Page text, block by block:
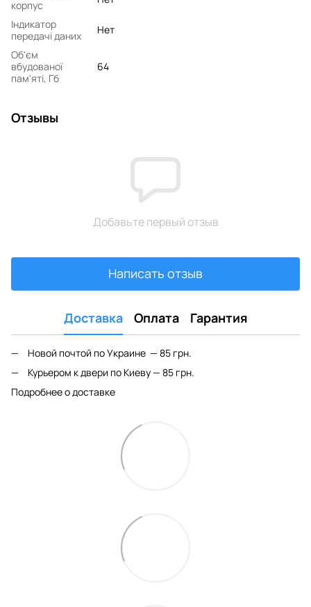
корпус
Індикатор
передачі даних
Нет
Об'єм
вбудованої
пам'яті, Гб
64
Отзывы
Добавьте первый отзыв
Написать отзыв
Доставка Оплата Гарантия
Новой почтой по Украине — 85 грн.
Курьером к двери по Киеву — 85 грн.
Подробнее о доставке